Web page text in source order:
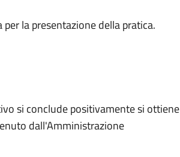
la presentazione della pratica.
si conclude positivamente si ottiene
dall'Amministrazione